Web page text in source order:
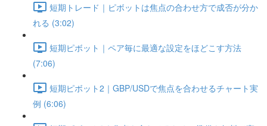
短期トレード｜ピボットは焦点の合わせ方で成否が分か
れる (3:02)
短期ピボット｜ペア毎に最適な設定をほどこす方法
(7:06)
短期ピボット2｜GBP/USDで焦点を合わせるチャート実
例 (6:06)